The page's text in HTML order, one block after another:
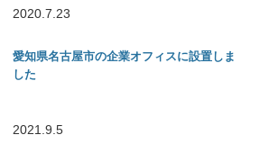
2020.7.23
愛知県名古屋市の企業オフィスに設置しま
した
2021.9.5